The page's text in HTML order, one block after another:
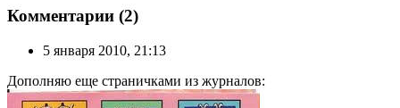
Комментарии (2)
5 января 2010, 21:13
Дополняю еще страничками из журналов: